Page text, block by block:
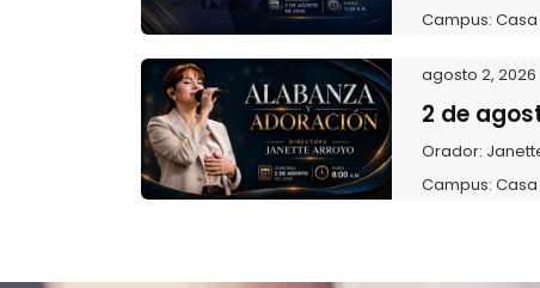
Campus:
agosto 2, 2026
2 de
Orador:
Campus: